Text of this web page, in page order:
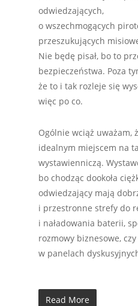
odwiedzających,
o wszechmogących
przeszukujących
Nie będę pisał, bo to
bezpieczeństwa. Poza
że to i tak rozleje się
więc po co.
Ogólnie wciąż uważam,
idealnym miejscem na
wystawienniczą.
bo chodząc dookoła
odwiedzający mają
i przestronne strefy do
i naładowania baterii,
rozmowy biznesowe,
w panelach
Read More